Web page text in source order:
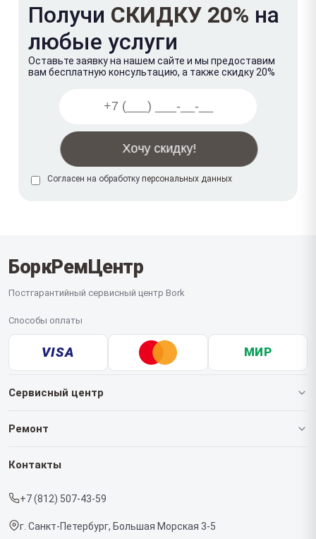
Получи СКИДКУ 20% на
любые услуги
Оставьте заявку на нашем сайте и мы предоставим
вам бесплатную консультацию, а также скидку 20%
Согласен на обработку персональных данных
БоркРемЦентр
Постгарантийный сервисный центр Bork
Способы оплаты
VISA МИР
Сервисный центр
О нашем сервисе
Срочный ремонт
Доставка и способы оплаты
Ремонт
Роботов-пылесосов
Контакты
+7 (812) 507-43-59
г. Санкт-Петербург, Большая Морская 3-5